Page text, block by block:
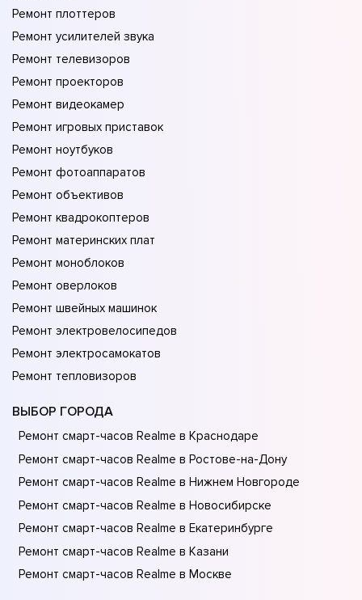
Ремонт плоттеров
Ремонт усилителей звука
Ремонт телевизоров
Ремонт проекторов
Ремонт видеокамер
Ремонт игровых приставок
Ремонт ноутбуков
Ремонт фотоаппаратов
Ремонт объективов
Ремонт квадрокоптеров
Ремонт материнских плат
Ремонт моноблоков
Ремонт оверлоков
Ремонт швейных машинок
Ремонт электровелосипедов
Ремонт электросамокатов
Ремонт тепловизоров
ВЫБОР ГОРОДА
Ремонт смарт-часов Realme в Краснодаре
Ремонт смарт-часов Realme в Ростове-на-Донy
Ремонт смарт-часов Realme в Нижнем Новгороде
Ремонт смарт-часов Realme в Новосибирске
Ремонт смарт-часов Realme в Екатеринбурге
Ремонт смарт-часов Realme в Казани
Ремонт смарт-часов Realme в Москве